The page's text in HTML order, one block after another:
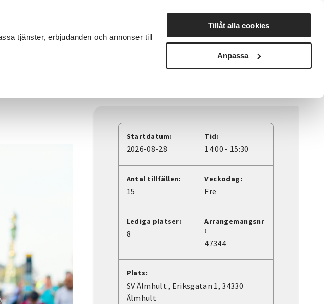
tjänster, erbjudanden och annonser till
Tillåt alla cookies
Anpassa
Nyheter Avdelningar
Startdatum:
2026-08-28
Tid:
14:00 - 15:30
Antal tillfällen:
15
Veckodag:
Fre
Lediga platser:
8
Arrangemangsnr
:
47344
Plats:
SV Älmhult , Eriksgatan 1, 34330
Älmhult